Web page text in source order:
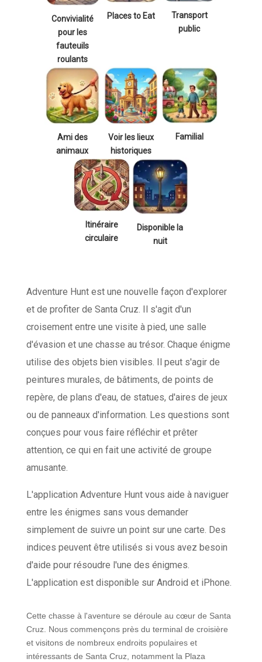
Convivialité
pour les
fauteuils
roulants
Places to Eat
Transport
public
Ami des
animaux
Voir les lieux
historiques
Familial
Itinéraire
circulaire
Disponible la
nuit
Adventure Hunt est une nouvelle façon d'explorer
et de profiter de Santa Cruz. Il s'agit d'un
croisement entre une visite à pied, une salle
d'évasion et une chasse au trésor. Chaque énigme
utilise des objets bien visibles. Il peut s'agir de
peintures murales, de bâtiments, de points de
repère, de plans d'eau, de statues, d'aires de jeux
ou de panneaux d'information. Les questions sont
conçues pour vous faire réfléchir et prêter
attention, ce qui en fait une activité de groupe
amusante.
L'application Adventure Hunt vous aide à naviguer
entre les énigmes sans vous demander
simplement de suivre un point sur une carte. Des
indices peuvent être utilisés si vous avez besoin
d'aide pour résoudre l'une des énigmes.
L'application est disponible sur Android et iPhone.
Cette chasse à l'aventure se déroule au cœur de Santa
Cruz. Nous commençons près du terminal de croisière
et visitons de nombreux endroits populaires et
intéressants de Santa Cruz, notamment la Plaza